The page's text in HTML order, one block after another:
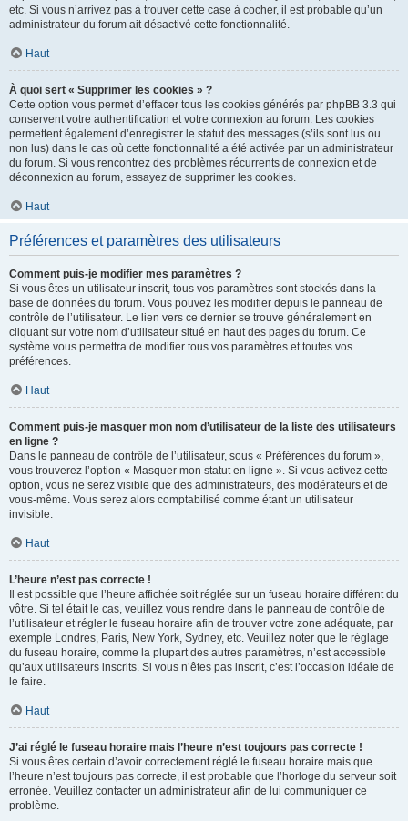
etc. Si vous n’arrivez pas à trouver cette case à cocher, il est probable qu’un
administrateur du forum ait désactivé cette fonctionnalité.
Haut
À quoi sert « Supprimer les cookies » ?
Cette option vous permet d’effacer tous les cookies générés par phpBB 3.3 qui
conservent votre authentification et votre connexion au forum. Les cookies
permettent également d’enregistrer le statut des messages (s’ils sont lus ou
non lus) dans le cas où cette fonctionnalité a été activée par un administrateur
du forum. Si vous rencontrez des problèmes récurrents de connexion et de
déconnexion au forum, essayez de supprimer les cookies.
Haut
Préférences et paramètres des utilisateurs
Comment puis-je modifier mes paramètres ?
Si vous êtes un utilisateur inscrit, tous vos paramètres sont stockés dans la
base de données du forum. Vous pouvez les modifier depuis le panneau de
contrôle de l’utilisateur. Le lien vers ce dernier se trouve généralement en
cliquant sur votre nom d’utilisateur situé en haut des pages du forum. Ce
système vous permettra de modifier tous vos paramètres et toutes vos
préférences.
Haut
Comment puis-je masquer mon nom d’utilisateur de la liste des utilisateurs
en ligne ?
Dans le panneau de contrôle de l’utilisateur, sous « Préférences du forum »,
vous trouverez l’option « Masquer mon statut en ligne ». Si vous activez cette
option, vous ne serez visible que des administrateurs, des modérateurs et de
vous-même. Vous serez alors comptabilisé comme étant un utilisateur
invisible.
Haut
L’heure n’est pas correcte !
Il est possible que l’heure affichée soit réglée sur un fuseau horaire différent du
vôtre. Si tel était le cas, veuillez vous rendre dans le panneau de contrôle de
l’utilisateur et régler le fuseau horaire afin de trouver votre zone adéquate, par
exemple Londres, Paris, New York, Sydney, etc. Veuillez noter que le réglage
du fuseau horaire, comme la plupart des autres paramètres, n’est accessible
qu’aux utilisateurs inscrits. Si vous n’êtes pas inscrit, c’est l’occasion idéale de
le faire.
Haut
J’ai réglé le fuseau horaire mais l’heure n’est toujours pas correcte !
Si vous êtes certain d’avoir correctement réglé le fuseau horaire mais que
l’heure n’est toujours pas correcte, il est probable que l’horloge du serveur soit
erronée. Veuillez contacter un administrateur afin de lui communiquer ce
problème.